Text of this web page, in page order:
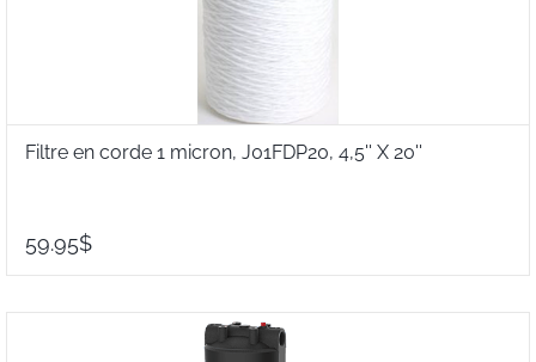
Filtre en corde 1 micron, J01FDP20, 4,5'' X 20''
59.95$